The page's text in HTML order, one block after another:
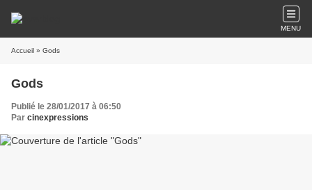
MENU
Accueil » Gods
Gods
Publié le 28/01/2017 à 06:50
Par cinexpressions